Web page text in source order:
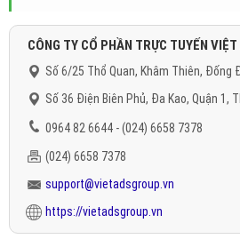
CÔNG TY CỔ PHẦN TRỰC TUYẾN VIỆT
Số 6/25 Thổ Quan, Khâm Thiên, Đống
Số 36 Điện Biên Phủ, Đa Kao, Quận 1,
0964 82 6644 - (024) 6658 7378
(024) 6658 7378
support@vietadsgroup.vn
https://vietadsgroup.vn